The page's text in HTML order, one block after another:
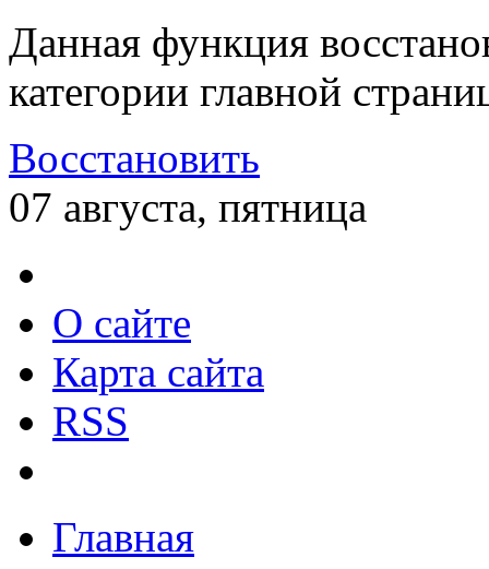
Данная функция
категории главной
Восстановить
07 августа, пятница
О сайте
Карта сайта
RSS
Главная